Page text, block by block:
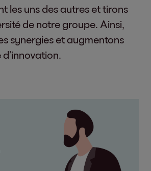
les uns des autres et tirons
de notre groupe. Ainsi,
synergies et augmentons